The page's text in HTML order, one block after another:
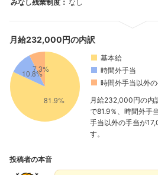
みなし残業制度： なし
月給232,000円の内訳
基本給
時間外手当
時間外手当以外
月給232,000円の内
で81.9％、時間外手
手当以外の手当が
す。
投稿者の本音